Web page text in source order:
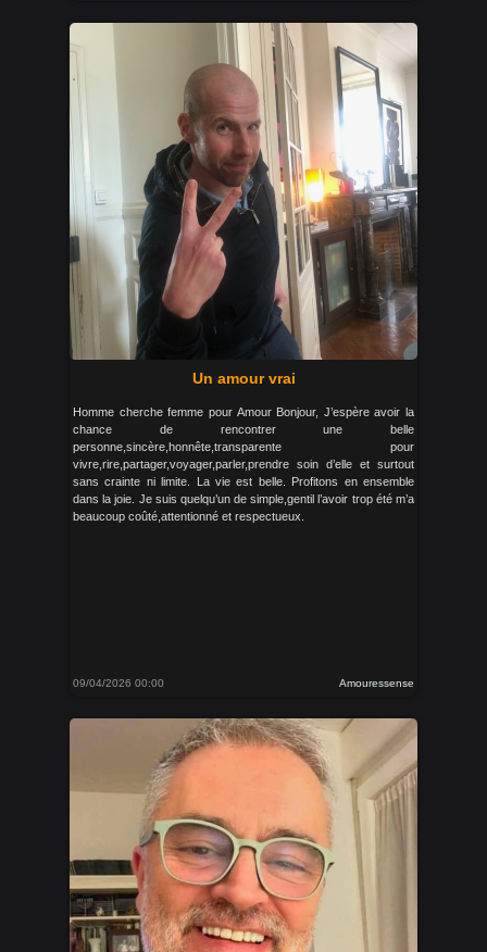
Un amour vrai
Homme cherche femme pour Amour Bonjour, J’espère avoir la
chance de rencontrer une belle
personne,sincère,honnête,transparente pour
vivre,rire,partager,voyager,parler,prendre soin d’elle et surtout
sans crainte ni limite. La vie est belle. Profitons en ensemble
dans la joie. Je suis quelqu’un de simple,gentil l’avoir trop été m’a
beaucoup coûté,attentionné et respectueux.
09/04/2026 00:00 Amouressense